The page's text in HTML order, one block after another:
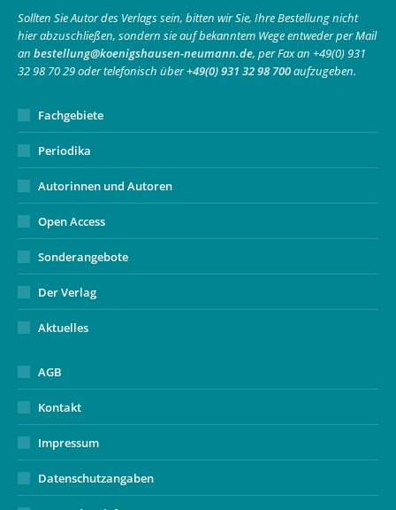
in
new
window
in
new
window
opens
in
new
window
Sollten Sie Autor des Verlags sein, bitten wir Sie, Ihre Bestellung nicht
hier abzuschließen, sondern sie auf bekanntem Wege entweder per Mail
an bestellung@koenigshausen-neumann.de, per Fax an +49(0) 931
32 98 70 29 oder telefonisch über+49(0) 931 32 98 700aufzugeben.
Fachgebiete
Periodika
Autorinnen und Autoren
Open Access
Sonderangebote
Der Verlag
Aktuelles
AGB
Kontakt
Impressum
Datenschutzangaben